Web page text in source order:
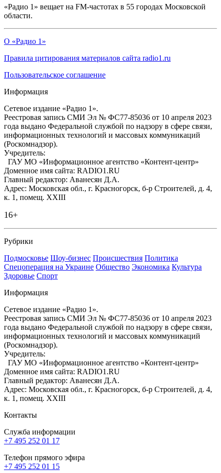
«Радио 1» вещает на FM-частотах в 55 городах Московской
области.
О «Радио 1»
Правила цитирования материалов сайта radio1.ru
Пользовательское соглашение
Информация
Сетевое издание «Радио 1».
Реестровая запись СМИ Эл № ФС77-85036 от 10 апреля 2023
года выдано Федеральной службой по надзору в сфере связи,
информационных технологий и массовых коммуникаций
(Роскомнадзор).
Учредитель:
ГАУ МО «Информационное агентство «Контент-центр»
Доменное имя сайта: RADIO1.RU
Главный редактор: Аванесян Д.А.
Адрес: Московская обл., г. Красногорск, б-р Строителей, д. 4,
к. 1, помещ. XXIII
16+
Рубрики
Подмосковье Шоу-бизнес Происшествия Политика
Спецоперация на Украине Общество Экономика Культура
Здоровье Спорт
Информация
Сетевое издание «Радио 1».
Реестровая запись СМИ Эл № ФС77-85036 от 10 апреля 2023
года выдано Федеральной службой по надзору в сфере связи,
информационных технологий и массовых коммуникаций
(Роскомнадзор).
Учредитель:
ГАУ МО «Информационное агентство «Контент-центр»
Доменное имя сайта: RADIO1.RU
Главный редактор: Аванесян Д.А.
Адрес: Московская обл., г. Красногорск, б-р Строителей, д. 4,
к. 1, помещ. XXIII
Контакты
Служба информации
+7 495 252 01 17
Телефон прямого эфира
+7 495 252 01 15